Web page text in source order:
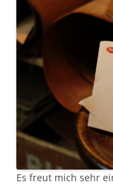
Es freut mich sehr